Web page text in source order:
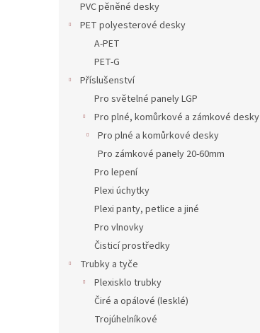
PVC pěněné desky
PET polyesterové desky
A-PET
PET-G
Příslušenství
Pro světelné panely LGP
Pro plné, komůrkové a zámkové desky
Pro plné a komůrkové desky
Pro zámkové panely 20-60mm
Pro lepení
Plexi úchytky
Plexi panty, petlice a jiné
Pro vlnovky
Čisticí prostředky
Trubky a tyče
Plexisklo trubky
Čiré a opálové (lesklé)
Trojúhelníkové